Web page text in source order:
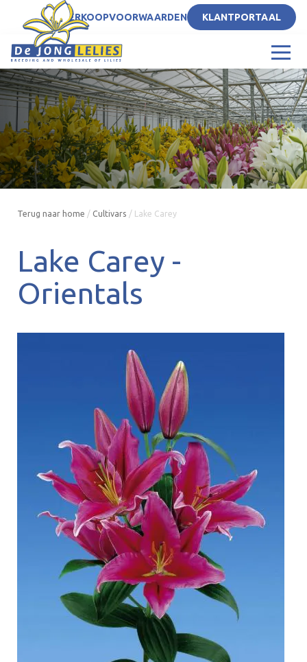
NLVERKOOPVOORWAARDEN KLANTPORTAAL
Terug naar home / Cultivars / Lake Carey
Lake Carey -
Orientals